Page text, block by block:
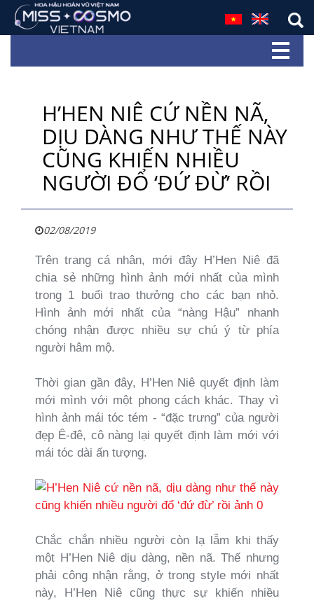
H’HEN NIÊ CỨ NỀN NÃ,
DỊU DÀNG NHƯ THẾ NÀY
CŨNG KHIẾN NHIỀU
NGƯỜI ĐỔ ‘ĐỨ ĐỪ’ RỒI
02/08/2019
Trên trang cá nhân, mới đây H’Hen Niê đã
chia sẻ những hình ảnh mới nhất của mình
trong 1 buổi trao thưởng cho các bạn nhỏ.
Hình ảnh mới nhất của “nàng Hậu” nhanh
chóng nhận được nhiều sự chú ý từ phía
người hâm mộ.
Thời gian gần đây, H’Hen Niê quyết định làm
mới mình với một phong cách khác. Thay vì
hình ảnh mái tóc tém - “đặc trưng” của người
đẹp Ê-đê, cô nàng lại quyết định làm mới với
mái tóc dài ấn tượng.
Chắc chắn nhiều người còn lạ lẫm khi thấy
một H’Hen Niê dịu dàng, nền nã. Thế nhưng
phải công nhận rằng, ở trong style mới nhất
này, H’Hen Niê cũng thực sự khiến nhiều